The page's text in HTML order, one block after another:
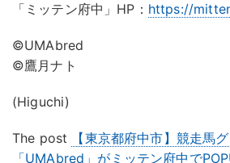
「ミッテン府中」HP： https://
©UMAbred
©鷹月ナト
(Higuchi)
The post
【東京都府中市】競走馬
「UMAbred」がミッテン府中で